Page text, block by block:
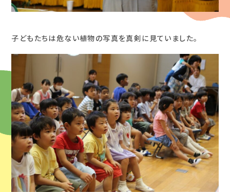
子どもたちは危ない植物の写真を真剣に見ていました。